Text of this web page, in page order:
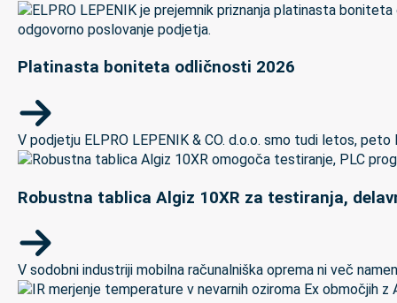
Platinasta boniteta odličnosti 2026
V podjetju ELPRO LEPENIK & CO. d.o.o. smo tudi letos,
Robustna tablica Algiz 10XR za testiranja,
V sodobni industriji mobilna računalniška oprema ni več